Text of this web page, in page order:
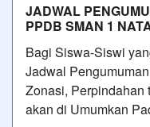
JADWAL
PPDB SMAN 1
Bagi Siswa-Siswi
Jadwal
Zonasi, Perpindahan
akan di Umumkan